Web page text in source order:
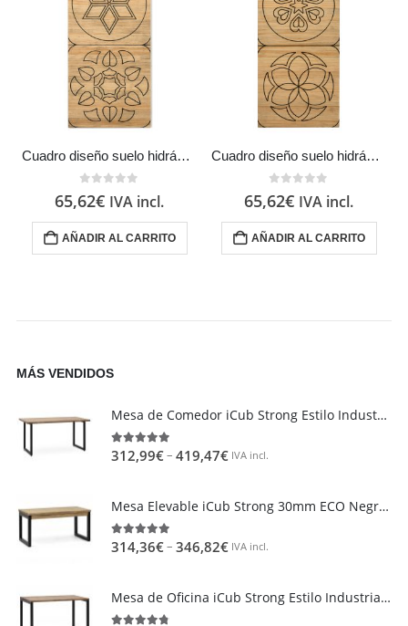
Cuadro diseño suelo hidráulico CU01 en madera maciza de pino con acabado efecto vintage Box Furniture
65,62€ IVA incl.
AÑADIR AL CARRITO
Cuadro diseño suelo hidráulico CU07 en madera maciza de pino con acabado efecto vintage Box Furniture
65,62€ IVA incl.
AÑADIR AL CARRITO
MÁS VENDIDOS
Mesa de Comedor iCub Strong Estilo Industrial Vintage metal en Negro
4.95out of 5
312,99€– 419,47€ IVA incl.
Mesa Elevable iCub Strong 30mm ECO Negra en madera maciza de pino acabado vintage estilo industrial Box Furniture
4.85 out of 5
314,36€– 346,82€ IVA incl.
Mesa de Oficina iCub Strong Estilo Industrial Vintage metal en Negro